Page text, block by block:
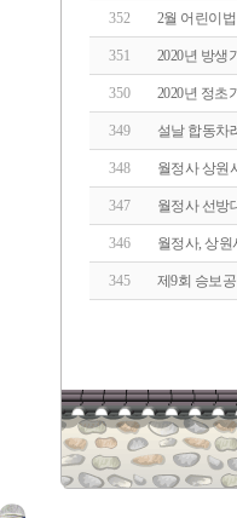
352 2월 어린이
351 2020년 방생
350 2020년 정초
349 설날 합동차
348 월정사 상원
347 월정사 선방
346 월정사, 상
345 제9회 승보